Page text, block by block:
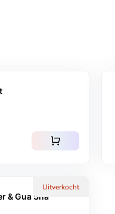
shopping_cart
Uitverkocht
& Gua Sha